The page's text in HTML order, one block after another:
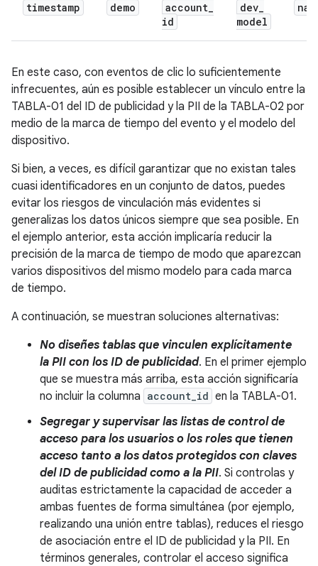
timestamp demo account_
id
dev_
model
En este caso, con eventos de clic lo suficientemente
infrecuentes, aún es posible establecer un vínculo entre la
TABLA-01 del ID de publicidad y la PII de la TABLA-02 por
medio de la marca de tiempo del evento y el modelo del
dispositivo.
Si bien, a veces, es difícil garantizar que no existan tales
cuasi identificadores en un conjunto de datos, puedes
evitar los riesgos de vinculación más evidentes si
generalizas los datos únicos siempre que sea posible. En
el ejemplo anterior, esta acción implicaría reducir la
precisión de la marca de tiempo de modo que aparezcan
varios dispositivos del mismo modelo para cada marca
de tiempo.
A continuación, se muestran soluciones alternativas:
No diseñes tablas que vinculen explícitamente
la PII con los ID de publicidad. En el primer ejemplo
que se muestra más arriba, esta acción significaría
no incluir la columna account_id en la TABLA-01.
Segregar y supervisar las listas de control de
acceso para los usuarios o los roles que tienen
acceso tanto a los datos protegidos con claves
del ID de publicidad como a la PII. Si controlas y
auditas estrictamente la capacidad de acceder a
ambas fuentes de forma simultánea (por ejemplo,
realizando una unión entre tablas), reduces el riesgo
de asociación entre el ID de publicidad y la PII. En
términos generales, controlar el acceso significa